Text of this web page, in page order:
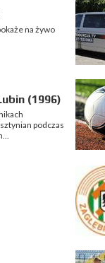
na żywo
(1996)
podczas